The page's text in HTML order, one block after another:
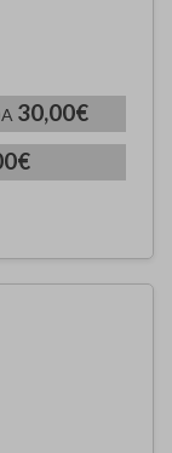
30,00€